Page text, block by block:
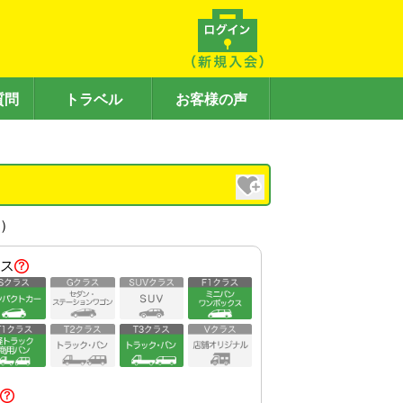
問 トラベル お客様の声